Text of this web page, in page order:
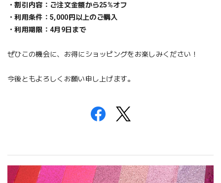
・割引内容：ご注文金額から25%オフ
・利用条件：5,000円以上のご購入
・利用期限：4月9日まで
ぜひこの機会に、お得にショッピングをお楽しみください！
今後ともよろしくお願い申し上げます。